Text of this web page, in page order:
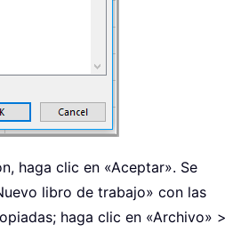
haga clic en «Aceptar». Se
libro de trabajo» con las
haga clic en «Archivo» >